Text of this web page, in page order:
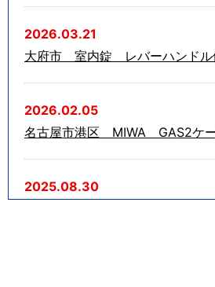
2026.03.21
大府市 室内錠 レバーハンドル
2026.02.05
名古屋市港区 MIWA GAS2ケ
2025.08.30